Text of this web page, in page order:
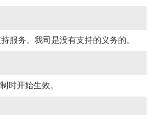
服务。我司是没有支持的义务的。
时开始生效。